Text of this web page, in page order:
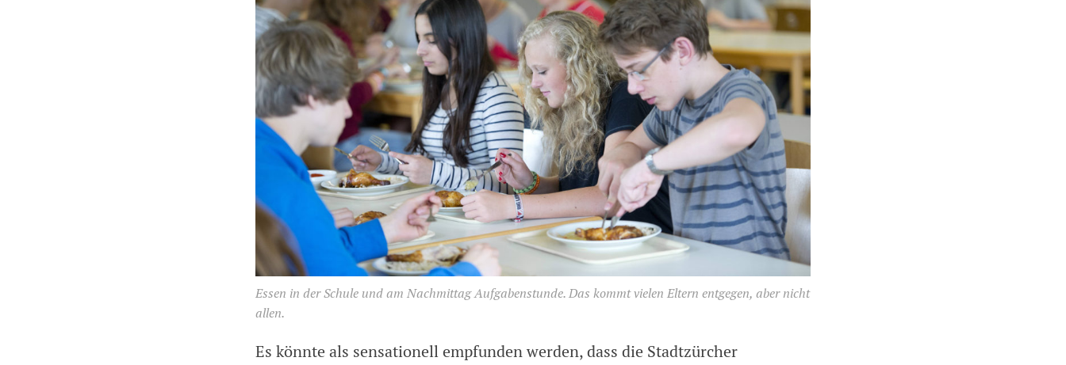
Essen in der Schule und am Nachmittag Aufgabenstunde. Das kommt vielen Eltern entgegen, aber nicht
allen.
Es könnte als sensationell empfunden werden, dass die Stadtzürcher